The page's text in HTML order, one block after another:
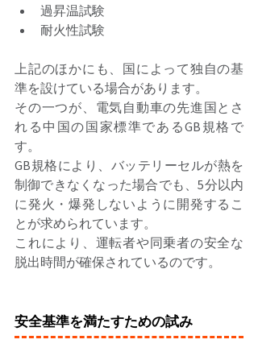
過昇温試験
耐火性試験
上記のほかにも、国によって独自の基
準を設けている場合があります。
その一つが、電気自動車の先進国とさ
れる中国の国家標準であるGB規格で
す。
GB規格により、バッテリーセルが熱を
制御できなくなった場合でも、5分以内
に発火・爆発しないように開発するこ
とが求められています。
これにより、運転者や同乗者の安全な
脱出時間が確保されているのです。
安全基準を満たすための試み